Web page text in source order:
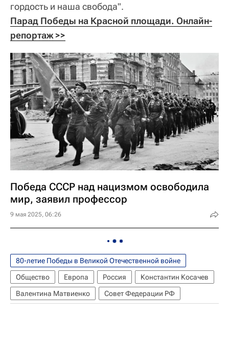
гордость и наша свобода".
Парад Победы на Красной площади. Онлайн-
репортаж >>
Победа СССР над нацизмом освободила
мир, заявил профессор
9 мая 2025, 06:26
80-летие Победы в Великой Отечественной войне
Общество
Европа Россия
Константин Косачев
Валентина Матвиенко
Совет Федерации РФ